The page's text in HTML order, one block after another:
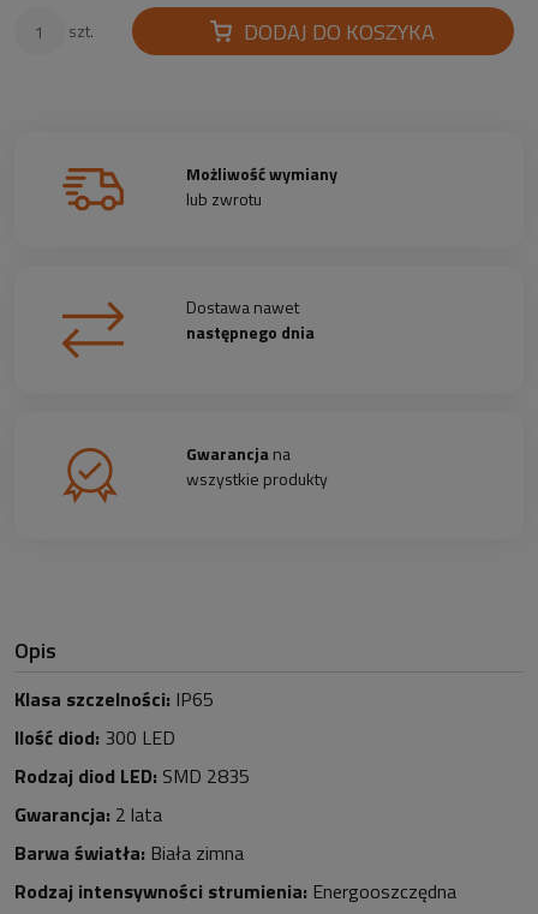
szt. DODAJ DO KOSZYKA
Możliwość wymiany
lub zwrotu
Dostawa nawet
następnego dnia
Gwarancjana
wszystkie produkty
Opis
Klasa szczelności: IP65
Ilość diod: 300 LED
Rodzaj diod LED: SMD 2835
Gwarancja: 2 lata
Barwa światła: Biała zimna
Rodzaj intensywności strumienia: Energooszczędna